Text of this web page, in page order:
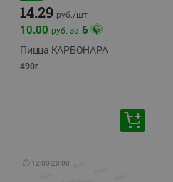
14.29 руб./шт
10.00 руб. за 6
Пицца КАРБОНАРА
490г
🕘 12:00-20:00